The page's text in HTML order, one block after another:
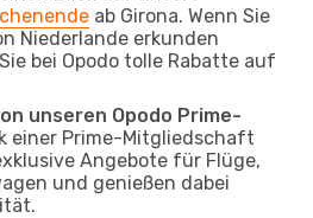
ab Girona. Wenn Sie
Niederlande erkunden
bei Opodo tolle Rabatte auf
unseren Opodo Prime-
einer Prime-Mitgliedschaft
Angebote für Flüge,
und genießen dabei